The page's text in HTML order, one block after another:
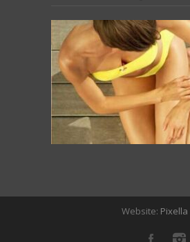
Website: Pixella